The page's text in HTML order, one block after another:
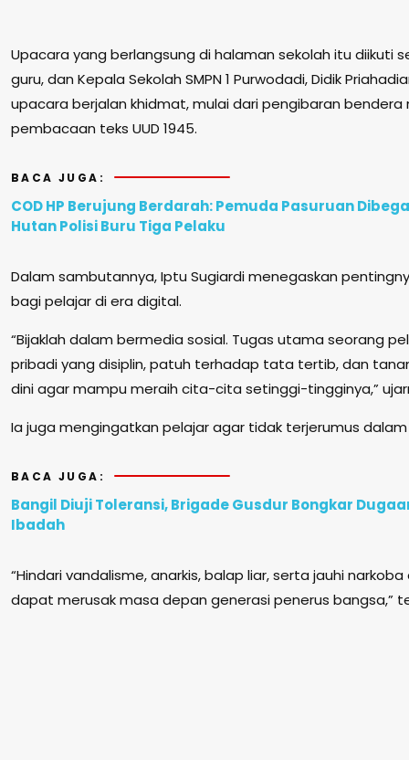
Upacara yang berlangsung di halaman sekolah itu diikuti
guru, dan Kepala Sekolah SMPN 1 Purwodadi, Didik
upacara berjalan khidmat, mulai dari pengibaran
pembacaan teks UUD 1945.
BACA JUGA:
COD HP Berujung Berdarah: Pemuda Pasuruan
Hutan Polisi Buru Tiga Pelaku
Dalam sambutannya, Iptu Sugiardi menegaskan
bagi pelajar di era digital.
“Bijaklah dalam bermedia sosial. Tugas utama seorang
pribadi yang disiplin, patuh terhadap tata tertib, dan
dini agar mampu meraih cita-cita setinggi-tingginya,”
Ia juga mengingatkan pelajar agar tidak terjerumus
BACA JUGA:
Bangil Diuji Toleransi, Brigade Gusdur Bongkar
Ibadah
“Hindari vandalisme, anarkis, balap liar, serta jauhi
dapat merusak masa depan generasi penerus bangsa,”